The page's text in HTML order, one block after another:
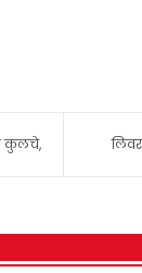
कुलचे,